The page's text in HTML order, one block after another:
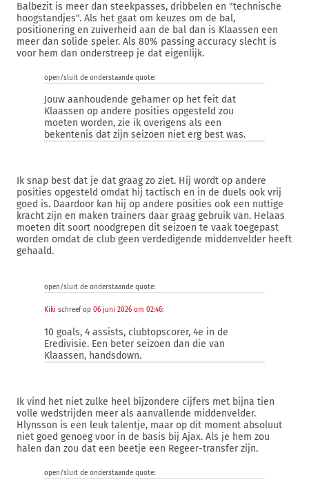
Balbezit is meer dan steekpasses, dribbelen en "technische
hoogstandjes". Als het gaat om keuzes om de bal,
positionering en zuiverheid aan de bal dan is Klaassen een
meer dan solide speler. Als 80% passing accuracy slecht is
voor hem dan onderstreep je dat eigenlijk.
open/sluit de onderstaande quote:
Jouw aanhoudende gehamer op het feit dat
Klaassen op andere posities opgesteld zou
moeten worden, zie ik overigens als een
bekentenis dat zijn seizoen niet erg best was.
Ik snap best dat je dat graag zo ziet. Hij wordt op andere
posities opgesteld omdat hij tactisch en in de duels ook vrij
goed is. Daardoor kan hij op andere posities ook een nuttige
kracht zijn en maken trainers daar graag gebruik van. Helaas
moeten dit soort noodgrepen dit seizoen te vaak toegepast
worden omdat de club geen verdedigende middenvelder heeft
gehaald.
open/sluit de onderstaande quote:
Kiki schreef op 06 juni 2026 om 02:46:
10 goals, 4 assists, clubtopscorer, 4e in de
Eredivisie. Een beter seizoen dan die van
Klaassen, handsdown.
Ik vind het niet zulke heel bijzondere cijfers met bijna tien
volle wedstrijden meer als aanvallende middenvelder.
Hlynsson is een leuk talentje, maar op dit moment absoluut
niet goed genoeg voor in de basis bij Ajax. Als je hem zou
halen dan zou dat een beetje een Regeer-transfer zijn.
open/sluit de onderstaande quote: